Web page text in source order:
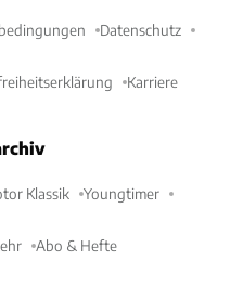
Datenschutz
Karriere
Klassik Youngtimer
Abo & Hefte